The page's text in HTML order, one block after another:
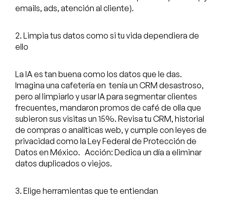
emails, ads, atención al cliente).
2. Limpia tus datos como si tu vida dependiera de
ello
La IA es tan buena como los datos que le das.
Imagina una cafetería en tenía un CRM desastroso,
pero al limpiarlo y usar IA para segmentar clientes
frecuentes, mandaron promos de café de olla que
subieron sus visitas un 15%. Revisa tu CRM, historial
de compras o analíticas web, y cumple con leyes de
privacidad como la Ley Federal de Protección de
Datos en México. Acción: Dedica un día a eliminar
datos duplicados o viejos.
3. Elige herramientas que te entiendan